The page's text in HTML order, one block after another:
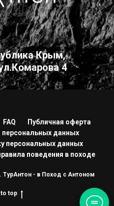
Крым,
4
FAQ
Публичная оферта
персональных данных
персональных данных
поведения в походе
ТурАнтон - в Поход с Антоном
to top